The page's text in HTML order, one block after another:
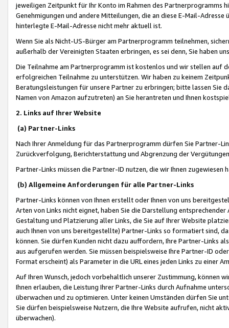
jeweiligen Zeitpunkt für Ihr Konto im Rahmen des Partnerprogramms
Genehmigungen und andere Mitteilungen, die an diese E-Mail-
hinterlegte E-Mail-Adresse nicht mehr aktuell ist.
Wenn Sie als Nicht-US-Bürger am Partnerprogramm teilnehmen,
außerhalb der Vereinigten Staaten erbringen, es sei denn, Sie haben
Die Teilnahme am Partnerprogramm ist kostenlos und wir stellen auf
erfolgreichen Teilnahme zu unterstützen. Wir haben zu keinem
Beratungsleistungen für unsere Partner zu erbringen; bitte lassen Sie
Namen von Amazon aufzutreten) an Sie herantreten und Ihnen
2. Links auf Ihrer Website
(a) Partner-Links
Nach Ihrer Anmeldung für das Partnerprogramm dürfen Sie Partner-
Zurückverfolgung, Berichterstattung und Abgrenzung der
Partner-Links müssen die Partner-ID nutzen, die wir Ihnen zugewiesen
(b) Allgemeine Anforderungen für alle Partner-Links
Partner-Links können von Ihnen erstellt oder Ihnen von uns
Arten von Links nicht eignet, haben Sie die Darstellung
Gestaltung und Platzierung aller Links, die Sie auf Ihrer Website
auch Ihnen von uns bereitgestellte) Partner-Links so formatiert sind,
können. Sie dürfen Kunden nicht dazu auffordern, Ihre Partner-Links
aus aufgerufen werden. Sie müssen beispielsweise Ihre Partner-ID
Format erscheint) als Parameter in die URL eines jeden Links zu einer
Auf Ihren Wunsch, jedoch vorbehaltlich unserer Zustimmung, können
Ihnen erlauben, die Leistung Ihrer Partner-Links durch Aufnahme
überwachen und zu optimieren. Unter keinen Umständen dürfen Sie
Sie dürfen beispielsweise Nutzern, die Ihre Website aufrufen, nicht
überwachen).